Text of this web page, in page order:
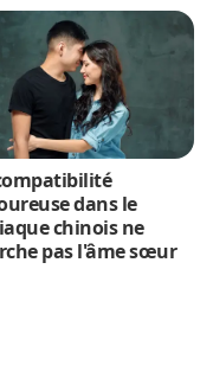
dans le
chinois ne
pas l'âme sœur